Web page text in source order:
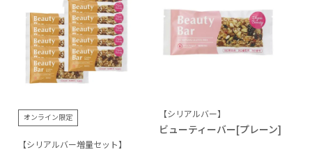
オンライン限定
【シリアルバー増量セット】
【シリアルバー】
ビューティーバー[プレーン]